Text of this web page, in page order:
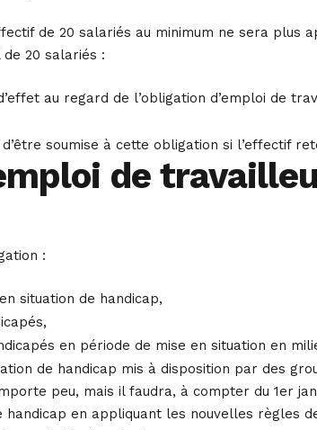
de 20 salariés au minimum ne sera plus
20 salariés :
au regard de l’obligation d’emploi de
soumise à cette obligation si l’effectif
de
:
situation de handicap,
en période de mise en situation en
de handicap mis à disposition par des
peu, mais il faudra, à compter du 1er
en appliquant les nouvelles règles